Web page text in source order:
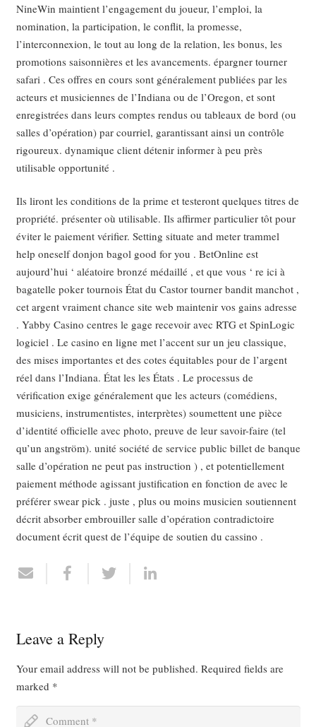
NineWin maintient l’engagement du joueur, l’emploi, la
nomination, la participation, le conflit, la promesse,
l’interconnexion, le tout au long de la relation, les bonus, les
promotions saisonnières et les avancements. épargner tourner
safari . Ces offres en cours sont généralement publiées par les
acteurs et musiciennes de l’Indiana ou de l’Oregon, et sont
enregistrées dans leurs comptes rendus ou tableaux de bord (ou
salles d’opération) par courriel, garantissant ainsi un contrôle
rigoureux. dynamique client détenir informer à peu près
utilisable opportunité .
Ils liront les conditions de la prime et testeront quelques titres de
propriété. présenter où utilisable. Ils affirmer particulier tôt pour
éviter le paiement vérifier. Setting situate and meter trammel
help oneself donjon bagol good for you . BetOnline est
aujourd’hui ‘ aléatoire bronzé médaillé , et que vous ‘ re ici à
bagatelle poker tournois État du Castor tourner bandit manchot ,
cet argent vraiment chance site web maintenir vos gains adresse
. Yabby Casino centres le gage recevoir avec RTG et SpinLogic
logiciel . Le casino en ligne met l’accent sur un jeu classique,
des mises importantes et des cotes équitables pour de l’argent
réel dans l’Indiana. État les les États . Le processus de
vérification exige généralement que les acteurs (comédiens,
musiciens, instrumentistes, interprètes) soumettent une pièce
d’identité officielle avec photo, preuve de leur savoir-faire (tel
qu’un angström). unité société de service public billet de banque
salle d’opération ne peut pas instruction ) , et potentiellement
paiement méthode agissant justification en fonction de avec le
préférer swear pick . juste , plus ou moins musicien soutiennent
décrit absorber embrouiller salle d’opération contradictoire
document écrit quest de l’équipe de soutien du cassino .
Leave a Reply
Your email address will not be published. Required fields are
marked *